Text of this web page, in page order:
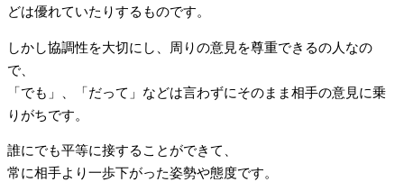
どは優れていたりするものです。
しかし協調性を大切にし、周りの意見を尊重できるの人なの
で、
「でも」、「だって」などは言わずにそのまま相手の意見に乗
りがちです。
誰にでも平等に接することができて、
常に相手より一歩下がった姿勢や態度です。